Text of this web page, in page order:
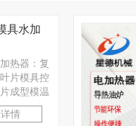
具水加
热器：复
片模具控
成型模温
环温度控
模具温度
情